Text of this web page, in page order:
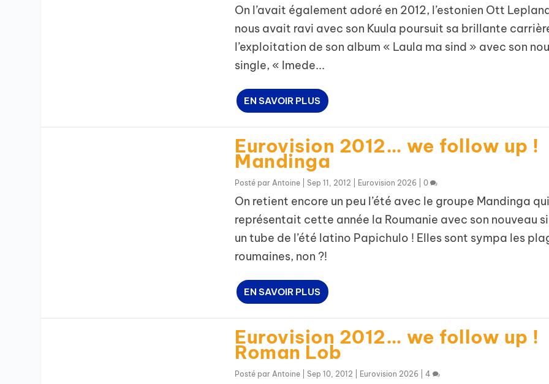
On l’avait également adoré en 2012, l’estonien Ott
nous avait ravi avec son Kuula poursuit sa brillante
l’exploitation de son album « Laula ma sind » avec son
single, « Imede...
EN SAVOIR PLUS
Eurovision 2012… we follow up !
Mandinga
Posté par Antoine |Sep 11, 2012 Eurovision 2026 |0
On retient encore un peu l’été avec le groupe Mandinga
représentait cette année la Roumanie avec son nouveau
un tube de l’été latino Papichulo ! Elles sont sympa les
roumaines, non ?!
EN SAVOIR PLUS
Eurovision 2012… we follow up !
Roman Lob
Posté par Antoine |Sep 10, 2012 Eurovision 2026 |4